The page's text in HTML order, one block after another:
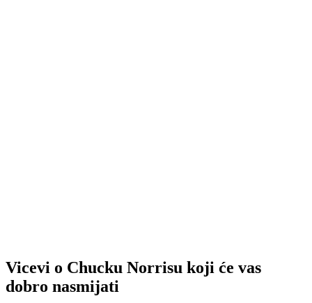
Vicevi o Chucku Norrisu koji će vas
dobro nasmijati